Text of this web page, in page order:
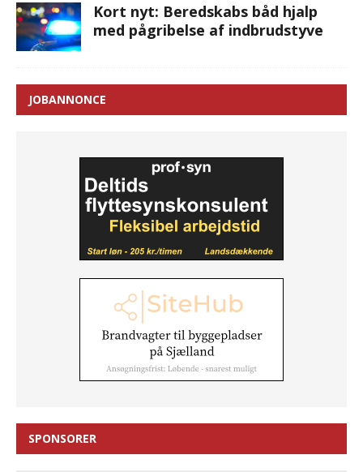
Kort nyt: Beredskabs båd hjalp
med pågribelse af indbrudstyve
JOBANNONCE
SPONSORER